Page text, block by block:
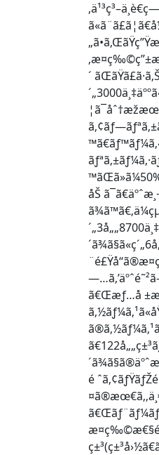
´
åŠ
ã€Œæƒ…å
é